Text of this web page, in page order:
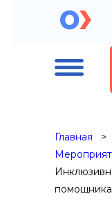
Главная